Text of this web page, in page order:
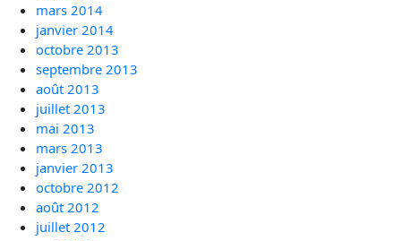
mars 2014
janvier 2014
octobre 2013
septembre 2013
août 2013
juillet 2013
mai 2013
mars 2013
janvier 2013
octobre 2012
août 2012
juillet 2012